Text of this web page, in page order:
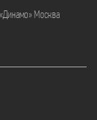
Москва